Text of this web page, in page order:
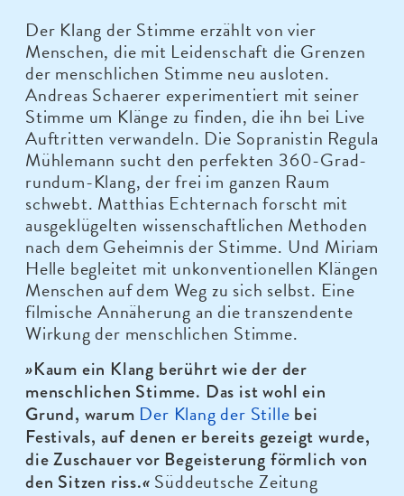
Der Klang der Stimme erzählt von vier
Menschen, die mit Leidenschaft die Grenzen
der menschlichen Stimme neu ausloten.
Andreas Schaerer experimentiert mit seiner
Stimme um Klänge zu finden, die ihn bei Live
Auftritten verwandeln. Die Sopranistin Regula
Mühlemann sucht den perfekten 360-Grad-
rundum-Klang, der frei im ganzen Raum
schwebt. Matthias Echternach forscht mit
ausgeklügelten wissenschaftlichen Methoden
nach dem Geheimnis der Stimme. Und Miriam
Helle begleitet mit unkonventionellen Klängen
Menschen auf dem Weg zu sich selbst. Eine
filmische Annäherung an die transzendente
Wirkung der menschlichen Stimme.
»Kaum ein Klang berührt wie der der
menschlichen Stimme. Das ist wohl ein
Grund, warum Der Klang der Stille bei
Festivals, auf denen er bereits gezeigt wurde,
die Zuschauer vor Begeisterung förmlich von
den Sitzen riss.« Süddeutsche Zeitung